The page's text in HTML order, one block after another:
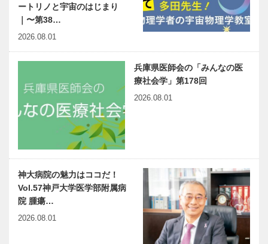
ートリノと宇宙のはじまり
｜〜第38…
2026.08.01
兵庫県医師会の「みんなの医
療社会学」第178回
2026.08.01
神大病院の魅力はココだ！
Vol.57神戸大学医学部附属病
院 腫瘍…
2026.08.01